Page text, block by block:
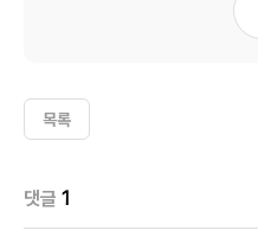
목록
댓글 1